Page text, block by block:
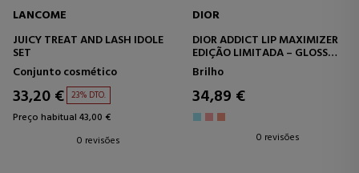
LANCOME
JUICY TREAT AND LASH IDOLE
SET
Conjunto cosmético
33,20 € 23% DTO.
Preço habitual 43,00 €
0 revisões
DIOR
DIOR ADDICT LIP MAXIMIZER
EDIÇÃO LIMITADA – GLOSS
LABIAL VOLUMIZADOR –
EFEITO HIDRATANTE E DE
VOLUME – IMEDIATO E DE
LONGA DURA
Brilho
34,89 €
0 revisões